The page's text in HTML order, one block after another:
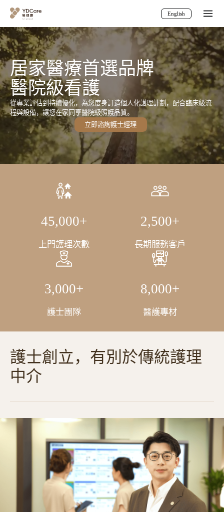
English
居家醫療首選品牌
醫院級看護
從專業評估到持續優化，為您度身訂造個人化護理計劃，配合臨床級流
程與設備，讓您在家同享醫院級照護品質。
立即諮詢護士經理
45,000+
上門護理次數
2,500+
長期服務客戶
3,000+
護士團隊
8,000+
醫護專材
護士創立，有別於傳統護理
中介